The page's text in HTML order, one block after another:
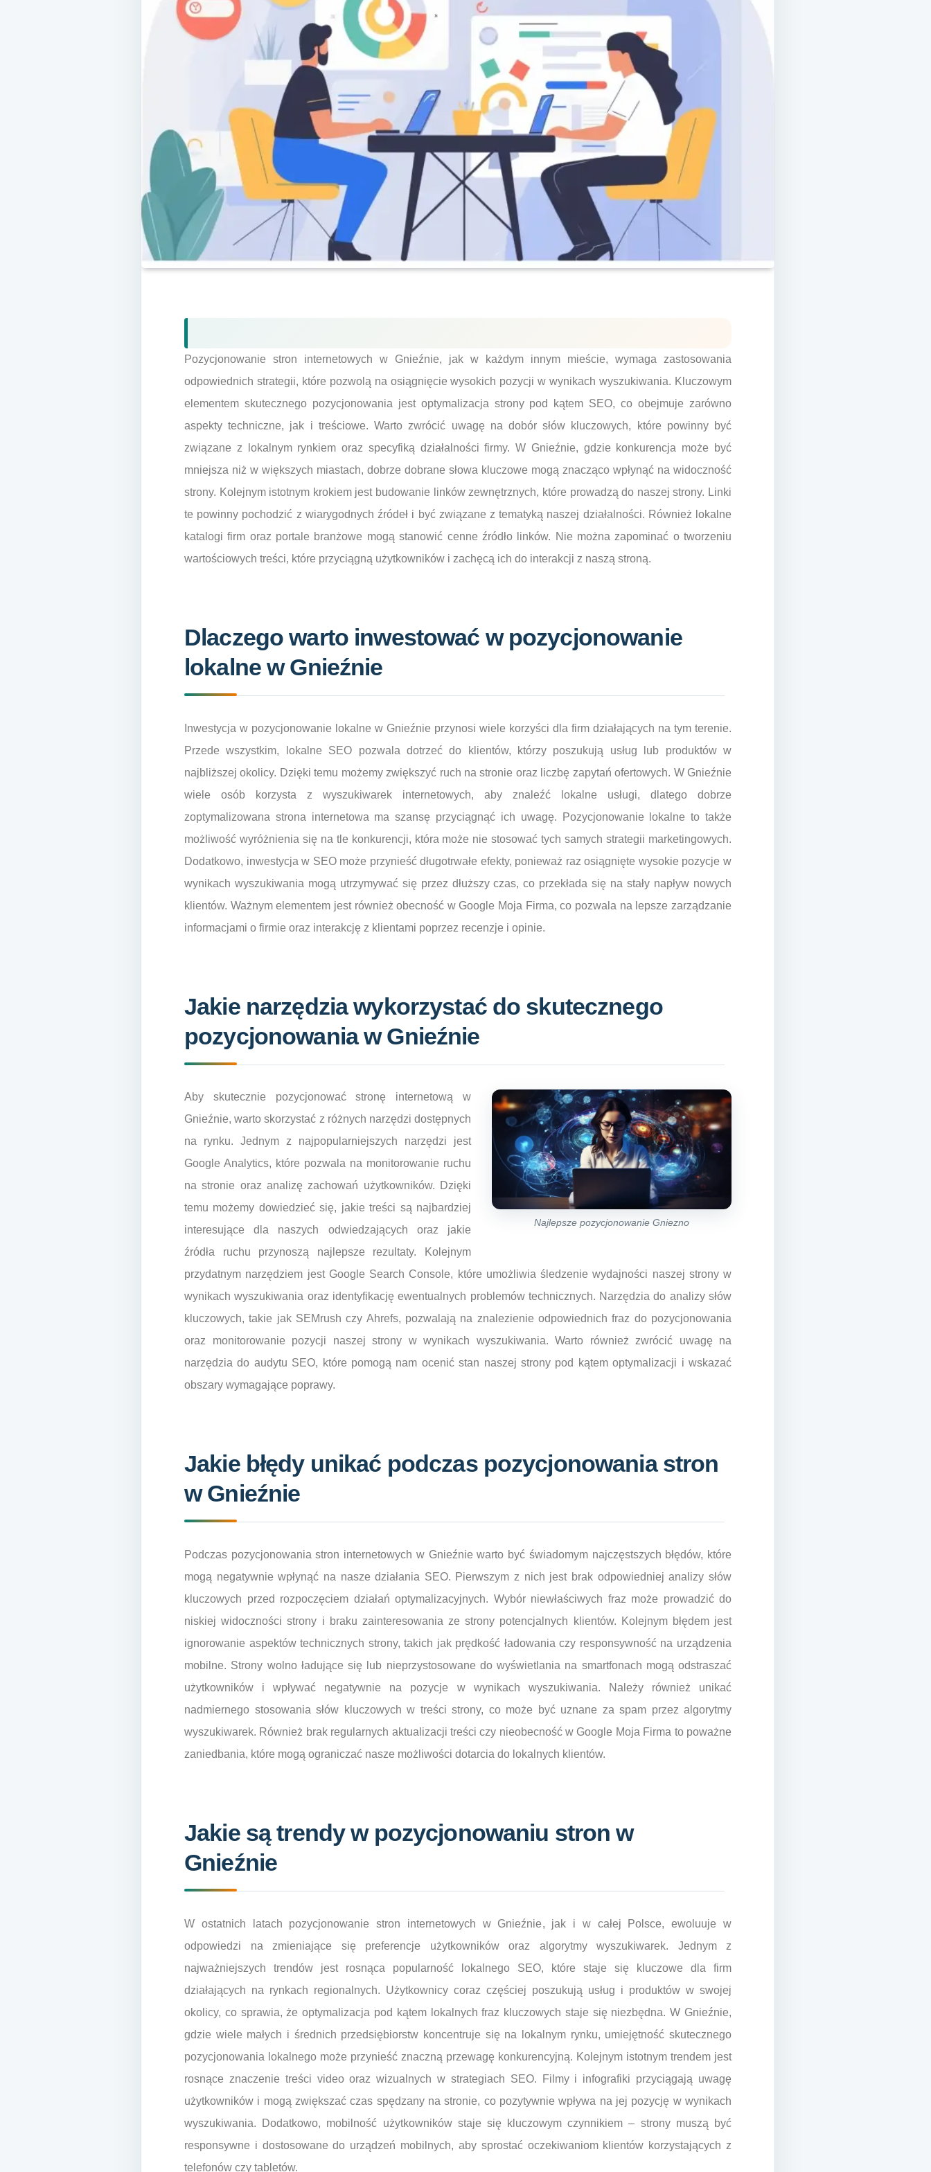
Pozycjonowanie stron internetowych w Gnieźnie, jak w każdym innym mieście, wymaga zastosowania
odpowiednich strategii, które pozwolą na osiągnięcie wysokich pozycji w wynikach wyszukiwania. Kluczowym
elementem skutecznego pozycjonowania jest optymalizacja strony pod kątem SEO, co obejmuje zarówno
aspekty techniczne, jak i treściowe. Warto zwrócić uwagę na dobór słów kluczowych, które powinny być
związane z lokalnym rynkiem oraz specyfiką działalności firmy. W Gnieźnie, gdzie konkurencja może być
mniejsza niż w większych miastach, dobrze dobrane słowa kluczowe mogą znacząco wpłynąć na widoczność
strony. Kolejnym istotnym krokiem jest budowanie linków zewnętrznych, które prowadzą do naszej strony. Linki
te powinny pochodzić z wiarygodnych źródeł i być związane z tematyką naszej działalności. Również lokalne
katalogi firm oraz portale branżowe mogą stanowić cenne źródło linków. Nie można zapominać o tworzeniu
wartościowych treści, które przyciągną użytkowników i zachęcą ich do interakcji z naszą stroną.
Dlaczego warto inwestować w pozycjonowanie
lokalne w Gnieźnie
Inwestycja w pozycjonowanie lokalne w Gnieźnie przynosi wiele korzyści dla firm działających na tym terenie.
Przede wszystkim, lokalne SEO pozwala dotrzeć do klientów, którzy poszukują usług lub produktów w
najbliższej okolicy. Dzięki temu możemy zwiększyć ruch na stronie oraz liczbę zapytań ofertowych. W Gnieźnie
wiele osób korzysta z wyszukiwarek internetowych, aby znaleźć lokalne usługi, dlatego dobrze
zoptymalizowana strona internetowa ma szansę przyciągnąć ich uwagę. Pozycjonowanie lokalne to także
możliwość wyróżnienia się na tle konkurencji, która może nie stosować tych samych strategii marketingowych.
Dodatkowo, inwestycja w SEO może przynieść długotrwałe efekty, ponieważ raz osiągnięte wysokie pozycje w
wynikach wyszukiwania mogą utrzymywać się przez dłuższy czas, co przekłada się na stały napływ nowych
klientów. Ważnym elementem jest również obecność w Google Moja Firma, co pozwala na lepsze zarządzanie
informacjami o firmie oraz interakcję z klientami poprzez recenzje i opinie.
Jakie narzędzia wykorzystać do skutecznego
pozycjonowania w Gnieźnie
Najlepsze pozycjonowanie Gniezno
Aby skutecznie pozycjonować stronę internetową w
Gnieźnie, warto skorzystać z różnych narzędzi dostępnych
na rynku. Jednym z najpopularniejszych narzędzi jest
Google Analytics, które pozwala na monitorowanie ruchu
na stronie oraz analizę zachowań użytkowników. Dzięki
temu możemy dowiedzieć się, jakie treści są najbardziej
interesujące dla naszych odwiedzających oraz jakie
źródła ruchu przynoszą najlepsze rezultaty. Kolejnym
przydatnym narzędziem jest Google Search Console, które umożliwia śledzenie wydajności naszej strony w
wynikach wyszukiwania oraz identyfikację ewentualnych problemów technicznych. Narzędzia do analizy słów
kluczowych, takie jak SEMrush czy Ahrefs, pozwalają na znalezienie odpowiednich fraz do pozycjonowania
oraz monitorowanie pozycji naszej strony w wynikach wyszukiwania. Warto również zwrócić uwagę na
narzędzia do audytu SEO, które pomogą nam ocenić stan naszej strony pod kątem optymalizacji i wskazać
obszary wymagające poprawy.
Jakie błędy unikać podczas pozycjonowania stron
w Gnieźnie
Podczas pozycjonowania stron internetowych w Gnieźnie warto być świadomym najczęstszych błędów, które
mogą negatywnie wpłynąć na nasze działania SEO. Pierwszym z nich jest brak odpowiedniej analizy słów
kluczowych przed rozpoczęciem działań optymalizacyjnych. Wybór niewłaściwych fraz może prowadzić do
niskiej widoczności strony i braku zainteresowania ze strony potencjalnych klientów. Kolejnym błędem jest
ignorowanie aspektów technicznych strony, takich jak prędkość ładowania czy responsywność na urządzenia
mobilne. Strony wolno ładujące się lub nieprzystosowane do wyświetlania na smartfonach mogą odstraszać
użytkowników i wpływać negatywnie na pozycje w wynikach wyszukiwania. Należy również unikać
nadmiernego stosowania słów kluczowych w treści strony, co może być uznane za spam przez algorytmy
wyszukiwarek. Również brak regularnych aktualizacji treści czy nieobecność w Google Moja Firma to poważne
zaniedbania, które mogą ograniczać nasze możliwości dotarcia do lokalnych klientów.
Jakie są trendy w pozycjonowaniu stron w
Gnieźnie
W ostatnich latach pozycjonowanie stron internetowych w Gnieźnie, jak i w całej Polsce, ewoluuje w
odpowiedzi na zmieniające się preferencje użytkowników oraz algorytmy wyszukiwarek. Jednym z
najważniejszych trendów jest rosnąca popularność lokalnego SEO, które staje się kluczowe dla firm
działających na rynkach regionalnych. Użytkownicy coraz częściej poszukują usług i produktów w swojej
okolicy, co sprawia, że optymalizacja pod kątem lokalnych fraz kluczowych staje się niezbędna. W Gnieźnie,
gdzie wiele małych i średnich przedsiębiorstw koncentruje się na lokalnym rynku, umiejętność skutecznego
pozycjonowania lokalnego może przynieść znaczną przewagę konkurencyjną. Kolejnym istotnym trendem jest
rosnące znaczenie treści video oraz wizualnych w strategiach SEO. Filmy i infografiki przyciągają uwagę
użytkowników i mogą zwiększać czas spędzany na stronie, co pozytywnie wpływa na jej pozycję w wynikach
wyszukiwania. Dodatkowo, mobilność użytkowników staje się kluczowym czynnikiem – strony muszą być
responsywne i dostosowane do urządzeń mobilnych, aby sprostać oczekiwaniom klientów korzystających z
telefonów czy tabletów.